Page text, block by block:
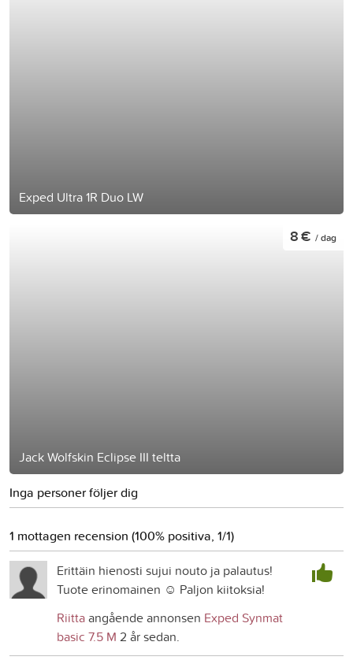
Exped Ultra 1R Duo LW
Jack Wolfskin Eclipse III teltta
8 € / dag
Inga personer följer dig
1 mottagen recension (100% positiva, 1/1)
Erittäin hienosti sujui nouto ja palautus!
Tuote erinomainen ☺️ Paljon kiitoksia!
Riittaangående annonsen Exped Synmat
basic 7.5 M 2 år sedan.